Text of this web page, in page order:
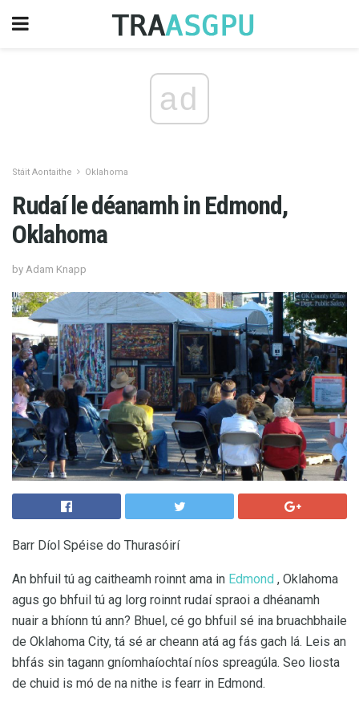
ad
Stáit Aontaithe Oklahoma
Rudaí le déanamh in Edmond,
Oklahoma
by Adam Knapp
Barr Díol Spéise do Thurasóirí
An bhfuil tú ag caitheamh roinnt ama in Edmond , Oklahoma
agus go bhfuil tú ag lorg roinnt rudaí spraoi a dhéanamh
nuair a bhíonn tú ann? Bhuel, cé go bhfuil sé ina bruachbhaile
de Oklahoma City, tá sé ar cheann atá ag fás gach lá. Leis an
bhfás sin tagann gníomhaíochtaí níos spreagúla. Seo liosta
de chuid is mó de na nithe is fearr in Edmond.